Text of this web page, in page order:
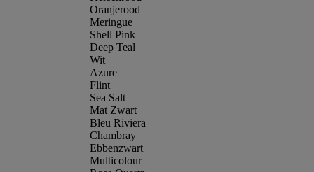
Oranjerood
Meringue
Shell Pink
Deep Teal
Wit
Azure
Flint
Sea Salt
Mat Zwart
Bleu Riviera
Chambray
Ebbenzwart
Multicolour